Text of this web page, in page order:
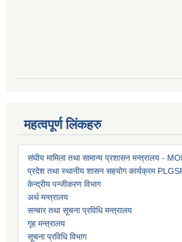
महत्वपूर्ण लिंकहरु
संघीय मामिला तथा सामान्य प्रशासन मन्त्रालय -
प्रदेश तथा स्थानीय शासन सहयोग कार्यक्रम
केन्द्रीय पन्जीकरण विभाग
अर्थ मन्त्रालय
सन्चार तथा सूचना प्रविधि मन्त्रालय
गृह मन्त्रालय
सूचना प्रविधि विभाग